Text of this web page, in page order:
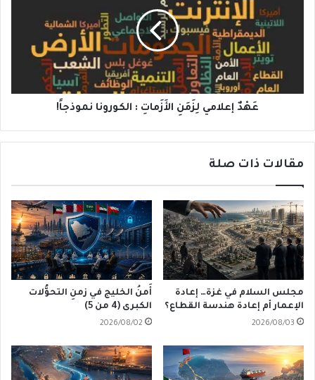
الأَزَماتِ
عَهْدٌ إعلامي لِزَمَنِ الأَزَماتِ : الكورونا نموذجاً!
مقالات ذات صلة
مجلس السلام في غزة… إعادة
الإعمار أم إعادة هندسة القطاع؟
2026/08/03
أَمنُ الخليج في زمنِ التحوُّلات
الكبرى (4 من 5)
2026/08/02